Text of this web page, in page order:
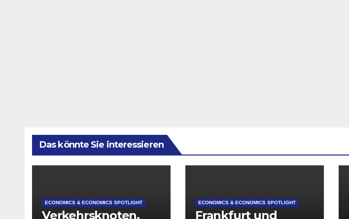
Das könnte Sie interessieren
ECONOMICS & ECONOMICS SPOTLIGHT
Verkehrsknoten,
ECONOMICS & ECONOMICS SPOTLIGHT
Frankfurt und